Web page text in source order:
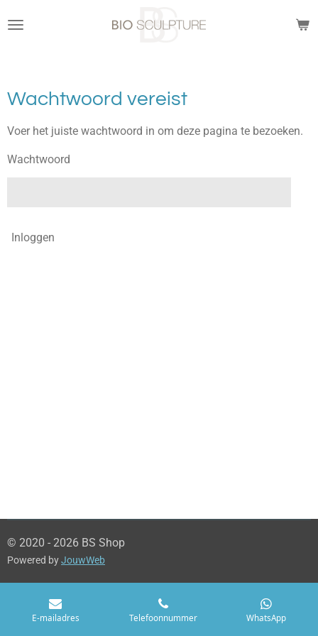
direct
Wachtwoord vereist
Voer het juiste wachtwoord in om deze pagina te bezoeken.
Wachtwoord
Inloggen
© 2020 - 2026 BS Shop
Powered byJouwWeb
E-mailadres Telefoonnummer WhatsApp